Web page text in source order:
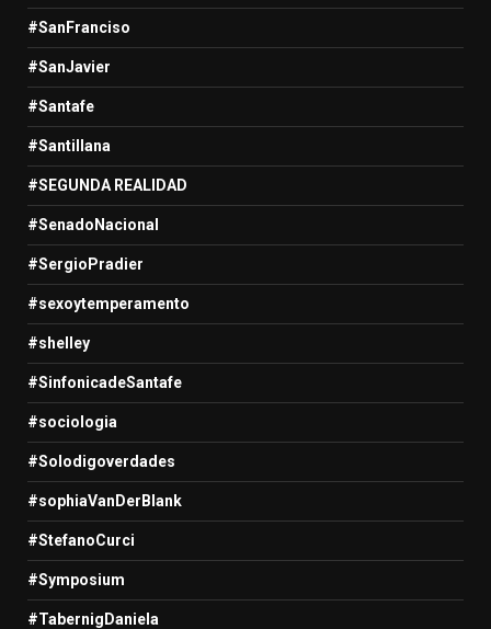
#SanFranciso
#SanJavier
#Santafe
#Santillana
#SEGUNDA REALIDAD
#SenadoNacional
#SergioPradier
#sexoytemperamento
#shelley
#SinfonicadeSantafe
#sociologia
#Solodigoverdades
#sophiaVanDerBlank
#StefanoCurci
#Symposium
#TabernigDaniela